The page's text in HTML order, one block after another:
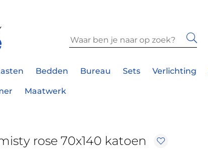
Bedden Bureau Sets Verlichting
Maatwerk
rose 70x140 katoen